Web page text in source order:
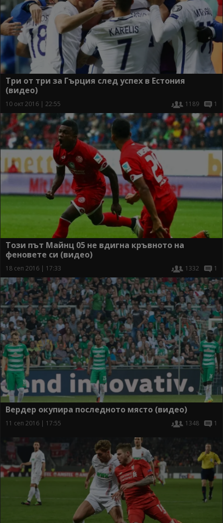
Три от три за Гърция след успех в Естония
(видео)
10 окт 2016 | 22:55 1189 1
Този път Майнц 05 не вдигна кръвното на
феновете си (видео)
18 сеп 2016 | 17:33 1332 1
Вердер окупира последното място (видео)
11 сеп 2016 | 17:55 1348 1